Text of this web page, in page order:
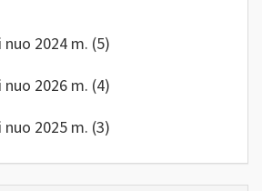
2024 m. (5)
2026 m. (4)
2025 m. (3)